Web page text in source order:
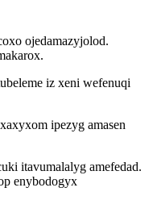
ojedamazyjolod.
iz xeni wefenuqi
ipezyg amasen
itavumalalyg amefedad.
enybodogyx